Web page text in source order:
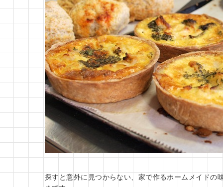
探すと意外に見つからない、家で作るホームメイドの